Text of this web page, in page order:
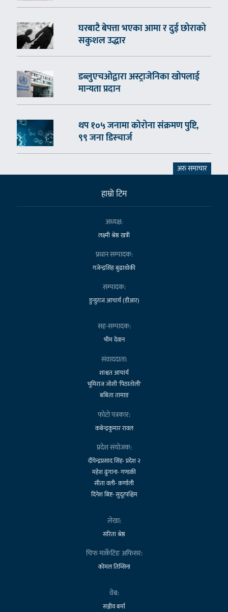
घरबाटै बेपत्ता भएका आमा र दुई छोराको
सकुशल उद्धार
डब्लुएचओद्वारा अस्ट्राजेनिका खोपलाई
मान्यता प्रदान
थप १०५ जनामा कोरोना संक्रमण पुष्टि,
९९ जना डिस्चार्ज
अरु समाचार
हाम्राे टिम
अध्यक्ष:
लक्ष्मी श्रेष्ठ खत्री
प्रधान सम्पादक:
गजेन्द्रसिंह बुढाथोकी
सम्पादक:
डुन्डुराज आचार्य (डीआर)
सह-सम्पादक:
भीम देवान
संवाददाता:
शाश्वत आचार्य
भूमिराज जोशी 'पिठातोली'
बबिता तामाङ
फोटो पत्रकार:
कबेन्द्रकुमार रावल
प्रदेश संयोजक:
दीपेन्द्रप्रसाद सिंह- प्रदेश २
महेश ढुंगाना- गण्डकी
सीता वली- कर्णाली
दिनेश बिष्ट- सुदूरपश्चिम
लेखा:
सरिता श्रेष्ठ
चिफ मार्केटिङ अफिसर:
कोमल तिम्सिना
वेब:
सञ्जीव बर्मा